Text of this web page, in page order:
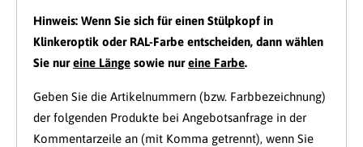
Hinweis: Wenn Sie sich für einen Stülpkopf in
Klinkeroptik oder RAL-Farbe entscheiden, dann wählen
Sie nureine Länge sowie nureine Farbe.
Geben Sie die Artikelnummern (bzw. Farbbezeichnung)
der folgenden Produkte bei Angebotsanfrage in der
Kommentarzeile an (mit Komma getrennt), wenn Sie